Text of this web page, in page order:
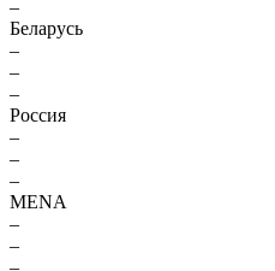
–
Беларусь
–
–
–
Россия
–
–
–
MENA
–
–
–